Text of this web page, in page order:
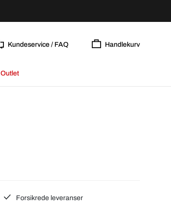
Kundeservice / FAQ Handlekurv
Outlet
Forsikrede leveranser